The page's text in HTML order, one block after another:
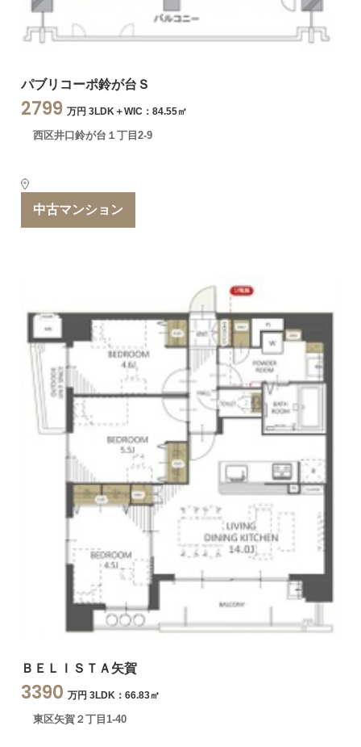
パブリコーポ鈴が台Ｓ
2799 万円 3LDK＋WIC：84.55㎡
西区井口鈴が台１丁目2-9
中古マンション
ＢＥＬＩＳＴＡ矢賀
3390 万円 3LDK：66.83㎡
東区矢賀２丁目1-40